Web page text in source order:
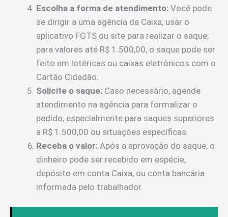
Escolha a forma de atendimento: Você pode
se dirigir a uma agência da Caixa, usar o
aplicativo FGTS ou site para realizar o saque;
para valores até R$ 1.500,00, o saque pode ser
feito em lotéricas ou caixas eletrônicos com o
Cartão Cidadão.
Solicite o saque: Caso necessário, agende
atendimento na agência para formalizar o
pedido, especialmente para saques superiores
a R$ 1.500,00 ou situações específicas.
Receba o valor: Após a aprovação do saque, o
dinheiro pode ser recebido em espécie,
depósito em conta Caixa, ou conta bancária
informada pelo trabalhador.